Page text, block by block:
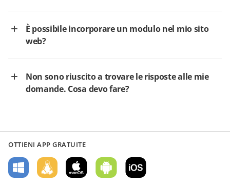
È possibile incorporare un modulo nel mio sito
web?
Non sono riuscito a trovare le risposte alle mie
domande. Cosa devo fare?
OTTIENI APP GRATUITE